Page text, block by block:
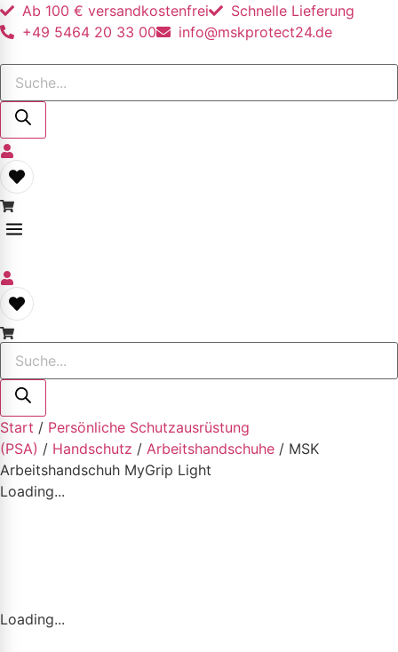
Ab 100 € versandkostenfrei
Schnelle Lieferung
+49 5464 20 33 00
info@mskprotect24.de
Products
search
Products
search
Start / Persönliche Schutzausrüstung
(PSA) / Handschutz / Arbeitshandschuhe / MSK
Arbeitshandschuh MyGrip Light
Loading...
Loading...